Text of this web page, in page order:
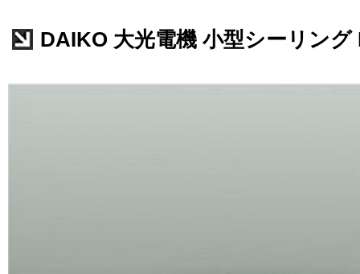
DAIKO 大光電機 小型シーリング